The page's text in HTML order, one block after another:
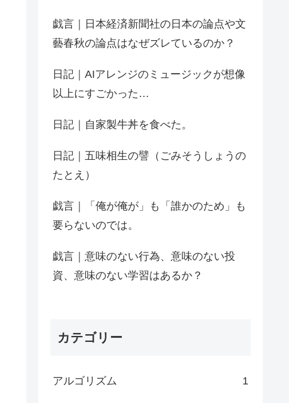
戯言｜日本経済新聞社の日本の論点や文
藝春秋の論点はなぜズレているのか？
日記｜AIアレンジのミュージックが想像
以上にすごかった…
日記｜自家製牛丼を食べた。
日記｜五味相生の譬（ごみそうしょうの
たとえ）
戯言｜「俺が俺が」も「誰かのため」も
要らないのでは。
戯言｜意味のない行為、意味のない投
資、意味のない学習はあるか？
カテゴリー
アルゴリズム 1